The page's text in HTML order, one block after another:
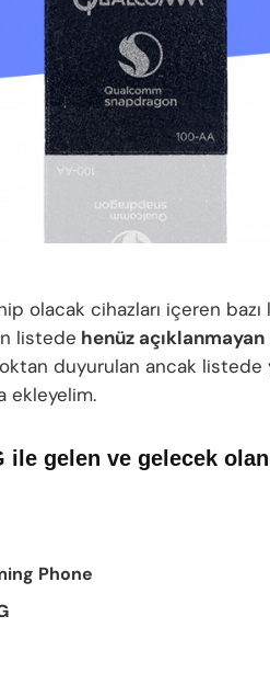
olacak cihazları içeren bazı
listede henüz
duyurulan ancak listede
ekleyelim.
ile gelen ve gelecek
Phone